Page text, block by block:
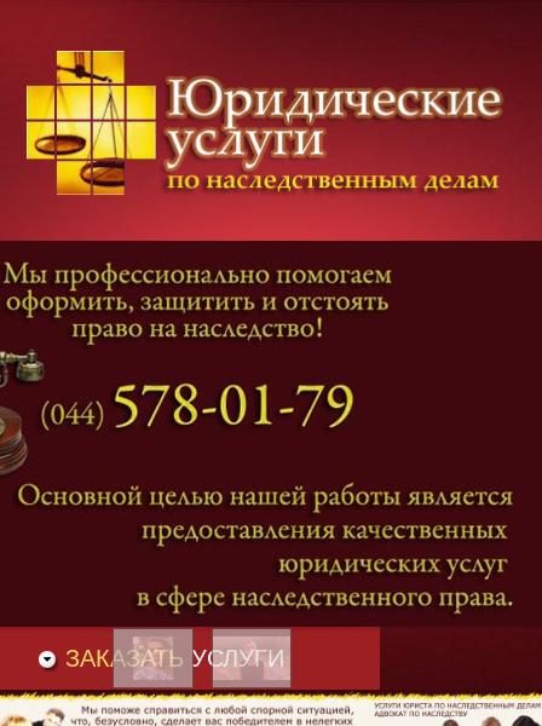
Категории дел
Наследование и Завещание
Оформление наследства
Оспаривание наследства
Адвокат наследственные дела
и Вакансии
ЗАКАЗАТЬ УСЛУГИ